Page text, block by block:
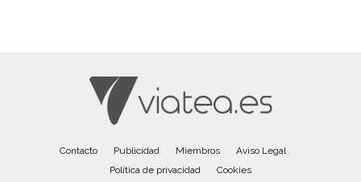
Contacto Publicidad Miembros
Aviso Legal
Política de privacidad
Cookies